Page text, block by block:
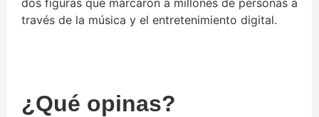
dos figuras que marcaron a millones de personas a
través de la música y el entretenimiento digital.
¿Qué opinas?